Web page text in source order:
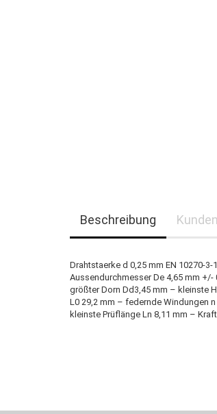
Beschreibung
Drahtstaerke d 0,25 mm EN 10270-3-
Aussendurchmesser De 4,65 mm
größter Dorn Dd3,45 mm – kleinste
L0 29,2 mm – federnde Windungen n
kleinste Prüflänge Ln 8,11 mm –